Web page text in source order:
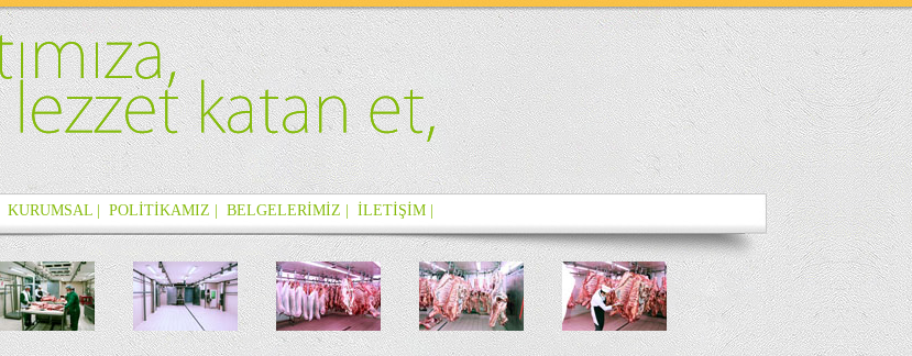
KURUMSAL | POLİTİKAMIZ | BELGELERİMİZ | İLETİŞİM |